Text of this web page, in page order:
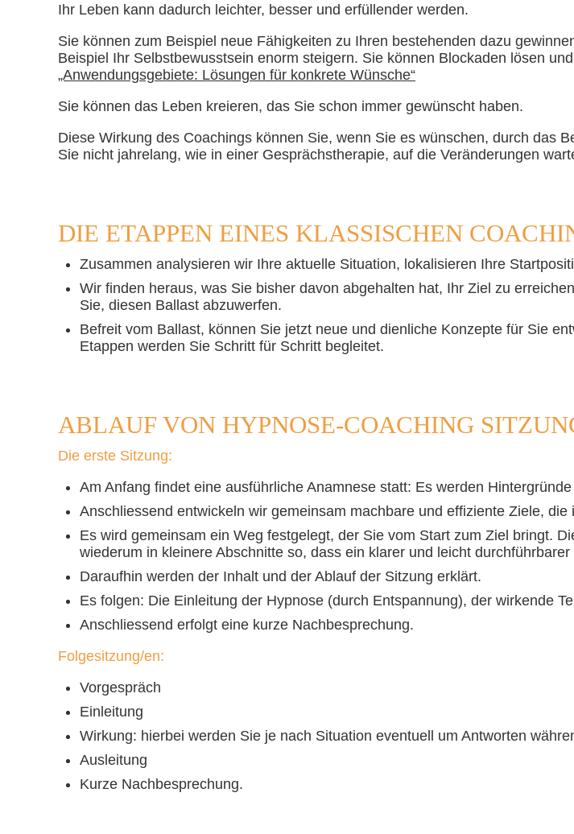
Ihr Leben kann dadurch leichter, besser und erfüllender werden.
Sie können zum Beispiel neue Fähigkeiten zu Ihren bestehenden dazu
Beispiel Ihr Selbstbewusstsein enorm steigern. Sie können Blockaden lösen
„Anwendungsgebiete: Lösungen für konkrete Wünsche“
Sie können das Leben kreieren, das Sie schon immer gewünscht haben.
Diese Wirkung des Coachings können Sie, wenn Sie es wünschen, durch das
Sie nicht jahrelang, wie in einer Gesprächstherapie, auf die Veränderungen
DIE ETAPPEN EINES KLASSISCHEN
Zusammen analysieren wir Ihre aktuelle Situation, lokalisieren Ihre
Wir finden heraus, was Sie bisher davon abgehalten hat, Ihr Ziel zu
Sie, diesen Ballast abzuwerfen.
Befreit vom Ballast, können Sie jetzt neue und dienliche Konzepte für Sie
Etappen werden Sie Schritt für Schritt begleitet.
ABLAUF VON HYPNOSE-COACHING
Die erste Sitzung:
Am Anfang findet eine ausführliche Anamnese statt: Es werden
Anschliessend entwickeln wir gemeinsam machbare und effiziente Ziele, die
Es wird gemeinsam ein Weg festgelegt, der Sie vom Start zum Ziel bringt.
wiederum in kleinere Abschnitte so, dass ein klarer und leicht
Daraufhin werden der Inhalt und der Ablauf der Sitzung erklärt.
Es folgen: Die Einleitung der Hypnose (durch Entspannung), der wirkende
Anschliessend erfolgt eine kurze Nachbesprechung.
Folgesitzung/en:
Vorgespräch
Einleitung
Wirkung: hierbei werden Sie je nach Situation eventuell um Antworten
Ausleitung
Kurze Nachbesprechung.